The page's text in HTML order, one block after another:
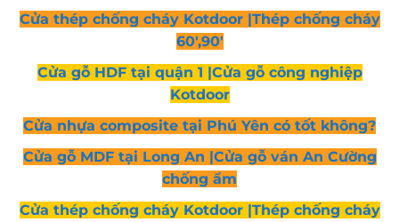
Cửa thép chống cháy Kotdoor |Thép chống cháy
60′,90′
Cửa gỗ HDF tại quận 1 |Cửa gỗ công nghiệp
Kotdoor
Cửa nhựa composite tại Phú Yên có tốt không?
Cửa gỗ MDF tại Long An |Cửa gỗ ván An Cường
chống ẩm
Cửa thép chống cháy Kotdoor |Thép chống cháy